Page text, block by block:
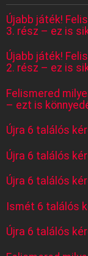
Újabb játék!
3. rész – ez is
Újabb játék!
2. rész – ez is
Felismered
– ezt is
Újra 6 találós
Újra 6 találós
Újra 6 találós
Ismét 6 találós
Újra 6 találós